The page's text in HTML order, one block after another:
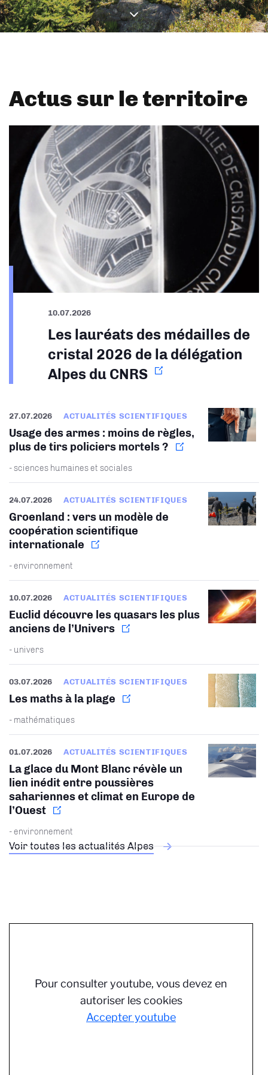
Actus sur le territoire
Voir toutes les actualités Alpes
10.07.2026
Les lauréats des médailles de
cristal 2026 de la délégation
Alpes du CNRS
27.07.2026 ACTUALITÉS SCIENTIFIQUES
Usage des armes : moins de règles,
plus de tirs policiers mortels ?
- sciences humaines et sociales
24.07.2026 ACTUALITÉS SCIENTIFIQUES
Groenland : vers un modèle de
coopération scientifique
internationale
- environnement
10.07.2026 ACTUALITÉS SCIENTIFIQUES
Euclid découvre les quasars les plus
anciens de l’Univers
- univers
03.07.2026 ACTUALITÉS SCIENTIFIQUES
Les maths à la plage
- mathématiques
01.07.2026 ACTUALITÉS SCIENTIFIQUES
La glace du Mont Blanc révèle un
lien inédit entre poussières
sahariennes et climat en Europe de
l’Ouest
- environnement
Pour consulter youtube, vous devez en
autoriser les cookies
Accepter youtube